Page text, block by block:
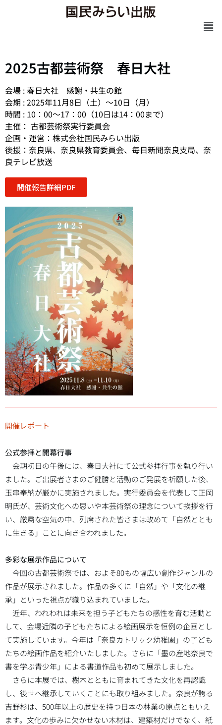
2025古都芸術祭 春日大社
会場 : 春日大社 感謝・共生の館
会期 : 2025年11月8日（土）～10日（月）
時間 : 10：00〜17：00（10日は14：00まで）
主催： 古都芸術祭実行委員会
企画・運営：株式会社国民みらい出版
後援：奈良県、奈良県教育委員会、毎日新聞奈良支局、奈
良テレビ放送
開催報告詳細PDF
開催レポート
公式参拝と開幕行事
会期初日の午後には、春日大社にて公式参拝行事を執り行い
ました。ご出展者さまのご健勝と活動のご発展を祈願した後、
玉串奉納が厳かに実施されました。実行委員会を代表して正岡
明氏が、芸術文化への思いや本芸術祭の理念について挨拶を行
い、厳粛な空気の中、列席された皆さまは改めて「自然ととも
に生きる」ことに向き合われました。
多彩な展示作品について
今回の古都芸術祭では、およそ80もの幅広い創作ジャンルの
作品が展示されました。作品の多くに「自然」や「文化の継
承」といった視点が織り込まれていました。
近年、われわれは未来を担う子どもたちの感性を育む活動と
して、会場近隣の子どもたちによる絵画展示を恒例の企画とし
て実施しています。今年は「奈良カトリック幼稚園」の子ども
たちの絵画作品を紹介いたしました。さらに「墨の産地奈良で
書を学ぶ青少年」による書道作品も初めて展示しました。
さらに本展では、樹木とともに育まれてきた文化を再認識
し、後世へ継承していくことにも取り組みました。奈良が誇る
吉野杉は、500年以上の歴史を持つ日本の林業の原点ともいえ
ます。文化の歩みに欠かせない木材は、建築材だけでなく、紙